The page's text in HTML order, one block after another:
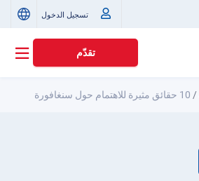
تسجيل الدخول
تقدّم
/ 10 حقائق مثيرة للاهتمام حول سنغافورة